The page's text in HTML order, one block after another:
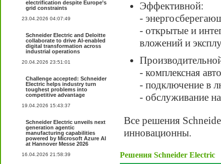
electrification despite Europe’s
grid constraints
23.04.2026 04:07:49
Schneider Electric and Deloitte
collaborate to drive AI-enabled
digital transformation across
industrial operations
20.04.2026 23:51:01
Challenge accepted: Schneider
Electric helps industry turn
toughest problems into
competitive advantage
19.04.2026 15:43:37
Schneider Electric unveils next
generation agentic
manufacturing capabilities
powered by Microsoft Azure AI
at Hannover Messe 2026
16.04.2026 21:58:39
Эффективной:
-
- открытые и
вложений и
- комплексная
- подключение в
- обслуживание
Все решения
инновационны.
Решения Schneider Electric